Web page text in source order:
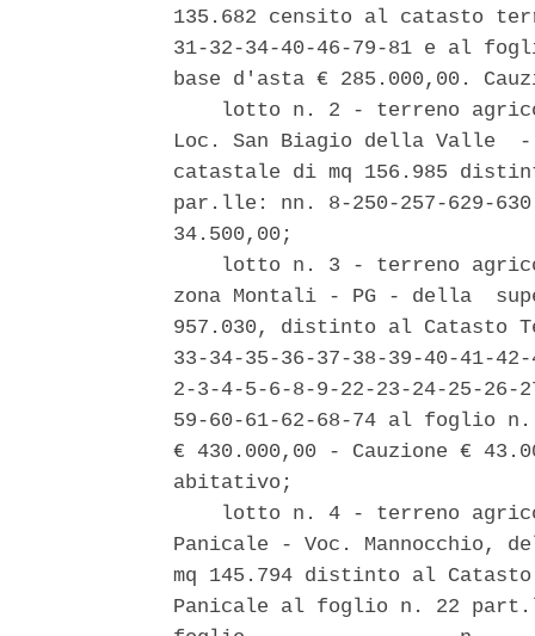
135.682 censito al catasto
31-32-34-40-46-79-81 e al
base d'asta € 285.000,00.
lotto n. 2 - terreno
Loc. San Biagio della Valle
catastale di mq 156.985
par.lle: nn. 8-250-257-629-
34.500,00;
lotto n. 3 - terreno
zona Montali - PG - della
957.030, distinto al
33-34-35-36-37-38-39-40-
2-3-4-5-6-8-9-22-23-24-25-26-
59-60-61-62-68-74 al foglio
€ 430.000,00 - Cauzione €
abitativo;
lotto n. 4 - terreno
Panicale - Voc. Mannocchio,
mq 145.794 distinto al
Panicale al foglio n. 22